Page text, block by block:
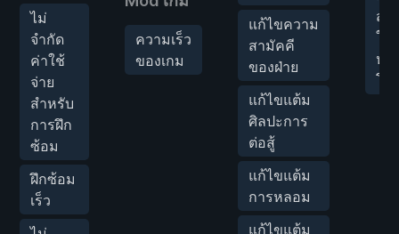
ไม่
จำกัด
ค่าใช้
จ่าย
สำหรับ
การฝึก
ซ้อม
ฝึกซ้อม
เร็ว
ความเร็ว
ของเกม
แก้ไขความ
สามัคคี
ของฝ่าย
แก้ไขแต้ม
ศิลปะการ
ต่อสู้
แก้ไขแต้ม
การหลอม
แก้ไขแต้ม
สัง
ใน
หนึ่
โจ